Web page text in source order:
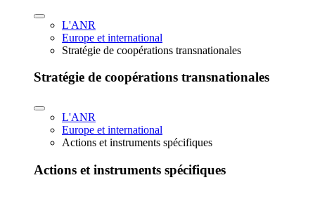
L'ANR
Europe et international
Stratégie de coopérations transnationales
Stratégie de coopérations transnationales
L'ANR
Europe et international
Actions et instruments spécifiques
Actions et instruments spécifiques